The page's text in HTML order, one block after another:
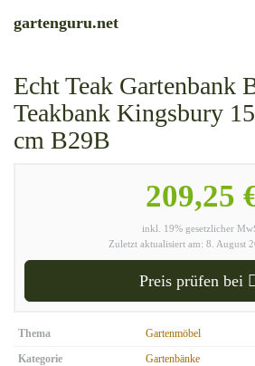
gartenguru.net
Echt Teak Gartenbank
Teakbank Kingsbury
cm B29B
209,25
inkl. 19% gesetzlicher
Zuletzt aktualisiert am: 8. August
Preis prüfen bei
Thema
Gartenmöbel
Kategorie
Gartenbänke